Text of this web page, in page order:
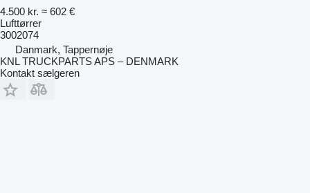
4.500 kr. ≈ 602 €
Lufttørrer
3002074
Danmark, Tappernøje
KNL TRUCKPARTS APS – DENMARK
Kontakt sælgeren